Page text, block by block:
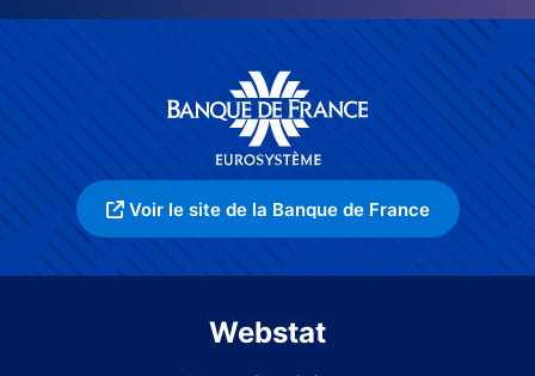
Voir le site de la Banque de France
Webstat